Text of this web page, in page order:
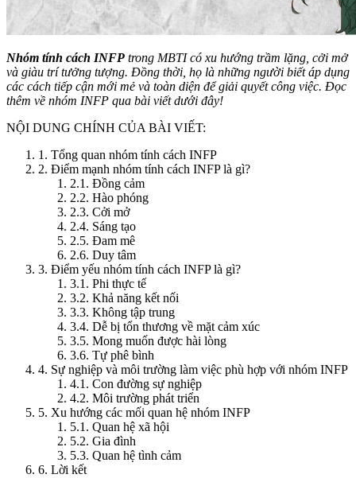
Nhóm tính cách INFP trong MBTI có xu hướng trầm lặng, cởi mở
và giàu trí tưởng tượng. Đồng thời, họ là những người biết áp dụng
các cách tiếp cận mới mẻ và toàn diện để giải quyết công việc. Đọc
thêm về nhóm INFP qua bài viết dưới đây!
NỘI DUNG CHÍNH CỦA BÀI VIẾT:
1. Tổng quan nhóm tính cách INFP
2. Điểm mạnh nhóm tính cách INFP là gì?
2.1. Đồng cảm
2.2. Hào phóng
2.3. Cởi mở
2.4. Sáng tạo
2.5. Đam mê
2.6. Duy tâm
3. Điểm yếu nhóm tính cách INFP là gì?
3.1. Phi thực tế
3.2. Khả năng kết nối
3.3. Không tập trung
3.4. Dễ bị tổn thương về mặt cảm xúc
3.5. Mong muốn được hài lòng
3.6. Tự phê bình
4. Sự nghiệp và môi trường làm việc phù hợp với nhóm INFP
4.1. Con đường sự nghiệp
4.2. Môi trường phát triển
5. Xu hướng các mối quan hệ nhóm INFP
5.1. Quan hệ xã hội
5.2. Gia đình
5.3. Quan hệ tình cảm
6. Lời kết